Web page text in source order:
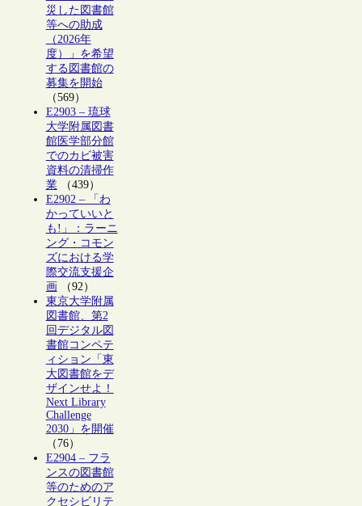
災した図書館
等への助成
（2026年
度）」を希望
する図書館の
募集を開始
（569）
E2903 – 琉球
大学附属図書
館医学部分館
でのカビ被害
資料の清掃作
業（439）
E2902 – 「わ
かっていいと
も!」：ラーニ
ング・コモン
ズにおける学
際交流支援企
画 （92）
東京大学附属
図書館、第2
回デジタル図
書館コンペテ
ィション「東
大図書館をデ
ザインせよ！
Next Library
Challenge
2030」を開催
（76）
E2904 – フラ
ンスの図書館
等のためのア
クセシビリテ